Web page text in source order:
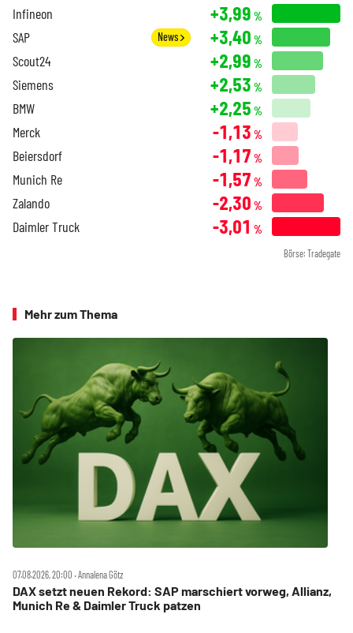
Infineon +3,99 %
SAP News +3,40 %
Scout24 +2,99 %
Siemens +2,53 %
BMW +2,25 %
Merck -1,13 %
Beiersdorf -1,17 %
Munich Re -1,57 %
Zalando -2,30 %
Daimler Truck -3,01 %
Börse: Tradegate
Mehr zum Thema
07.08.2026, 20:00 ‧ Annalena Götz
DAX setzt neuen Rekord: SAP marschiert vorweg, Allianz,
Munich Re & Daimler Truck patzen